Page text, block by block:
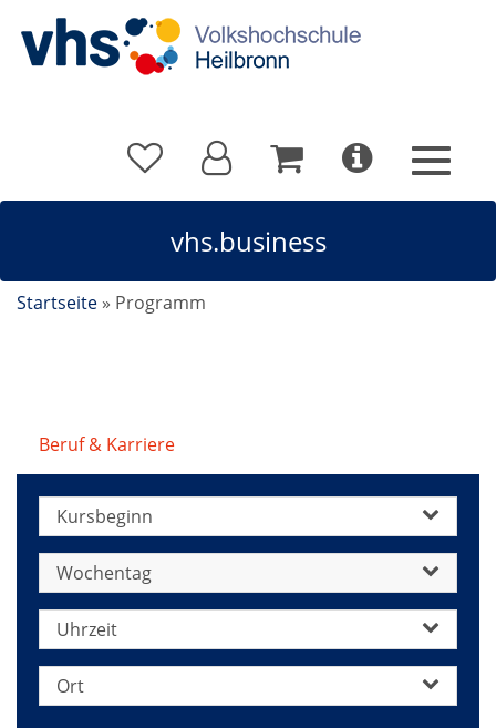
vhs.business
Startseite » Programm
Beruf & Karriere
Kursbeginn
Wochentag
Uhrzeit
Ort